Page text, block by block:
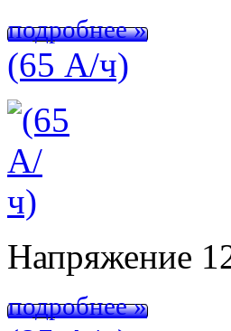
подробнее »
(65 А/ч)
Напряжение
подробнее »